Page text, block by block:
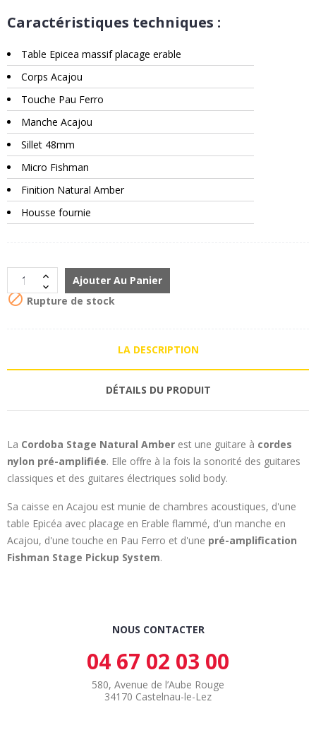
Caractéristiques techniques :
Table Epicea massif placage erable
Corps Acajou
Touche Pau Ferro
Manche Acajou
Sillet 48mm
Micro Fishman
Finition Natural Amber
Housse fournie
Ajouter Au Panier
 Rupture de stock
LA DESCRIPTION
DÉTAILS DU PRODUIT
La Cordoba Stage Natural Amber est une guitare à cordes
nylon pré-amplifiée. Elle offre à la fois la sonorité des guitares
classiques et des guitares électriques solid body.
Sa caisse en Acajou est munie de chambres acoustiques, d'une
table Epicéa avec placage en Erable flammé, d'un manche en
Acajou, d'une touche en Pau Ferro et d'une pré-amplification
Fishman Stage Pickup System.
NOUS CONTACTER
04 67 02 03 00
580, Avenue de l’Aube Rouge
34170 Castelnau-le-Lez